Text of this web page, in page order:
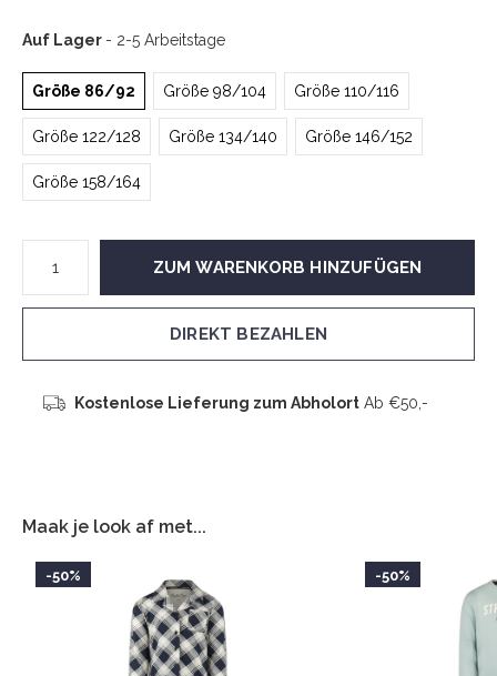
Auf Lager - 2-5 Arbeitstage
Größe 86/92 Größe 98/104 Größe 110/116
Größe 122/128 Größe 134/140 Größe 146/152
Größe 158/164
ZUM WARENKORB HINZUFÜGEN
DIREKT BEZAHLEN
Kostenlose Lieferung zum AbholortAb €50,-
Maak je look af met...
-50% -50%